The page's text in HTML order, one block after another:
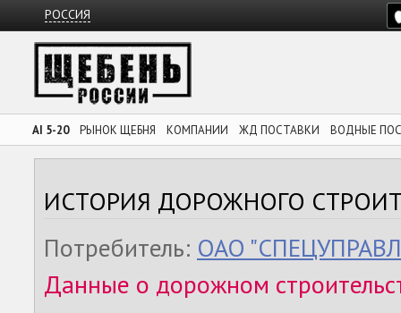
РОССИЯ
AI 5-20 РЫНОК ЩЕБНЯ КОМПАНИИ ЖД ПОСТАВКИ ВОДНЫЕ
ИСТОРИЯ ДОРОЖНОГО
Потребитель: ОАО
Данные о дорожном